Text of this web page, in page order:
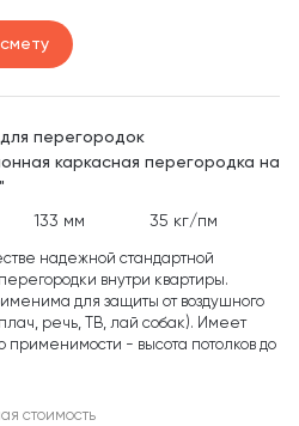
для перегородок
каркасная перегородка на
133 мм 35 кг/пм
надежной стандартной
внутри квартиры.
для защиты от воздушного
речь, ТВ, лай собак). Имеет
применимости - высота потолков до
стоимость